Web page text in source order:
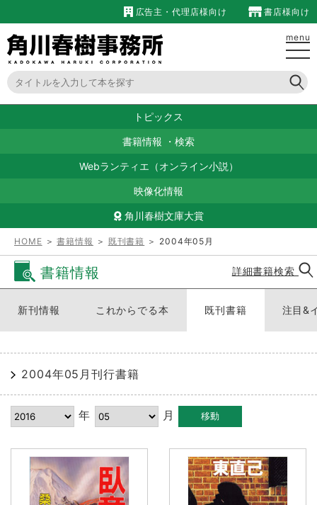
広告主・代理店様向け 書店様向け
menu
トピックス
書籍情報 ・ 検索
Webランティエ（オンライン小説）
映像化情報
角川春樹文庫大賞
HOME ＞書籍情報 ＞ 既刊書籍 ＞ 2004年05月
書籍情報 詳細書籍検索
新刊情報 これからでる本 既刊書籍 注目&
2004年05月刊行書籍
年 月